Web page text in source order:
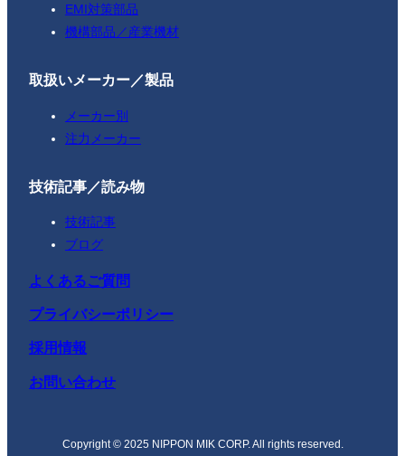
EMI対策部品
機構部品／産業機材
取扱いメーカー／製品
メーカー別
注力メーカー
技術記事／読み物
技術記事
ブログ
よくあるご質問
プライバシーポリシー
採用情報
お問い合わせ
Copyright © 2025 NIPPON MIK CORP. All rights reserved.